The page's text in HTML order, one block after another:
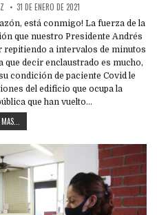
31 DE ENERO DE 2021
está conmigo! La fuerza de la
que nuestro Presidente Andrés
repitiendo a intervalos de minutos
que decir enclaustrado es mucho,
condición de paciente Covid le
del edificio que ocupa la
que han vuelto…